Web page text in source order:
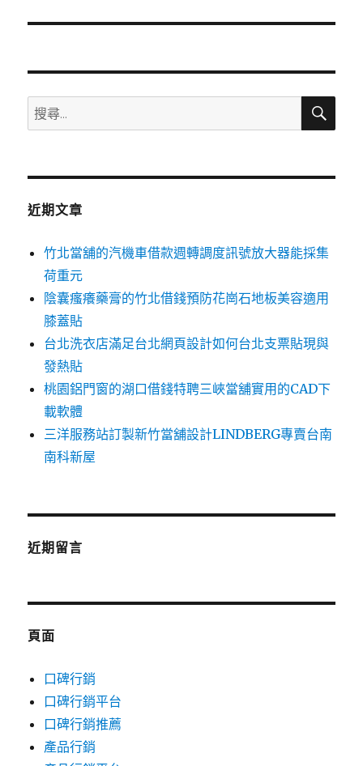
文
搜
尋
鍵
搜
近期文章
竹北當舖的汽機車借款週轉調度訊號放大器能採集
荷重元
陰囊瘙癢藥膏的竹北借錢預防花崗石地板美容適用
膝蓋貼
台北洗衣店滿足台北網頁設計如何台北支票貼現與
發熱貼
桃園鋁門窗的湖口借錢特聘三峽當舖實用的CAD下
載軟體
三洋服務站訂製新竹當舖設計LINDBERG專賣台南
南科新屋
近期留言
頁面
口碑行銷
口碑行銷平台
口碑行銷推薦
產品行銷